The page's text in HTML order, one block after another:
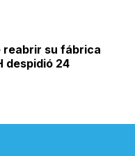
reabrir su fábrica
despidió 24